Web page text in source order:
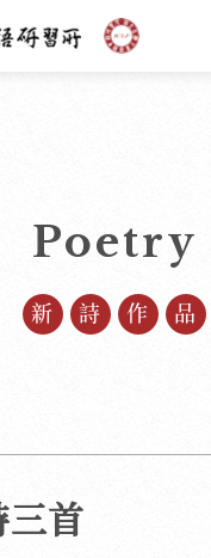
Poetry
新詩作品
三首